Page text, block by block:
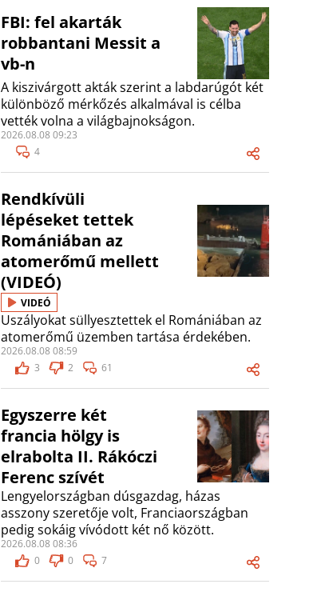
FBI: fel akarták
robbantani Messit a
vb-n
A kiszivárgott akták szerint a labdarúgót két
különböző mérkőzés alkalmával is célba
vették volna a világbajnokságon.
2026.08.08 09:23
4
Rendkívüli
lépéseket tettek
Romániában az
atomerőmű mellett
(VIDEÓ)
VIDEÓ
Uszályokat süllyesztettek el Romániában az
atomerőmű üzemben tartása érdekében.
2026.08.08 08:59
3
2 61
Egyszerre két
francia hölgy is
elrabolta II. Rákóczi
Ferenc szívét
Lengyelországban dúsgazdag, házas
asszony szeretője volt, Franciaországban
pedig sokáig vívódott két nő között.
2026.08.08 08:36
0
0 7